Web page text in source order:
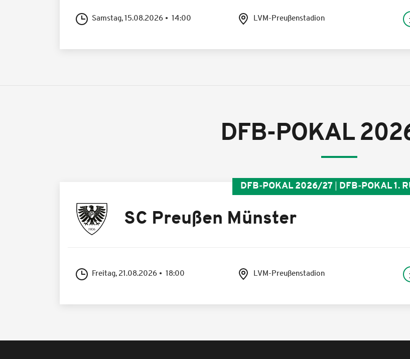
Samstag, 15.08.2026 14:00 LVM-Preußenstadion
DFB-POKAL
DFB-POKAL 2026/27 DFB-POKAL 1.
SC Preußen Münster
Freitag, 21.08.2026 18:00 LVM-Preußenstadion